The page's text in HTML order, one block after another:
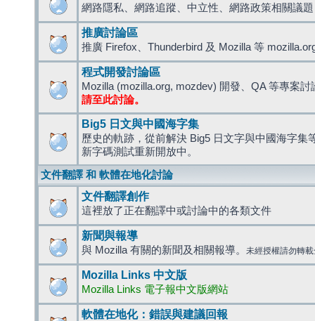
網路隱私、網路追蹤、中立性、網路政策相關議題
推廣討論區
推廣 Firefox、Thunderbird 及 Mozilla 等
程式開發討論區
Mozilla (mozilla.org, mozdev) 開發、QA 等專案討
請至此討論。
Big5 日文與中國海字集
歷史的軌跡，從前解決 Big5 日文字與中國海字集
新字碼測試重新開放中。
文件翻譯 和 軟體在地化討論
文件翻譯創作
這裡放了正在翻譯中或討論中的各類文件
新聞與報導
與 Mozilla 有關的新聞及相關報導。 未經授權請勿轉
Mozilla Links 中文版
Mozilla Links 電子報中文版網站
軟體在地化：錯誤與建議回報